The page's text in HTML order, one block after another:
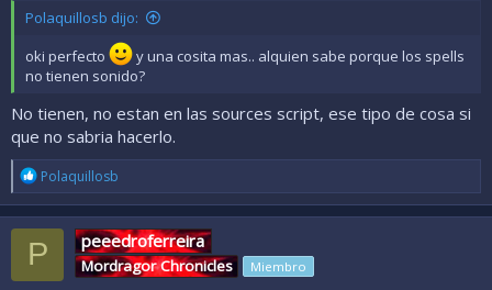
Polaquillosb dijo:
oki perfecto
y una cosita mas.. alquien sabe porque los spells
no tienen sonido?
No tienen, no estan en las sources script, ese tipo de cosa si
que no sabria hacerlo.
R
e
a
c
c
i
o
Polaquillosb
P peeedroferreira
Mordragor Chronicles Miembro